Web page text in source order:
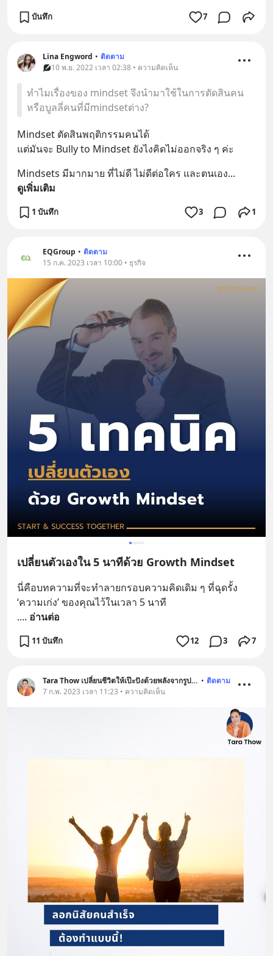
บันทึก 7
Lina Engword • ติดตาม
10 พ.ย. 2022 เวลา 02:38 • ความคิดเห็น
ทำไมเรื่องของ mindset จึงนำมาใช้ในการตัดสินคน
หรือบูลลี่คนที่มีmindsetต่าง?
Mindset ตัดสินพฤติกรรมคนได้
แต่มันจะ Bully to Mindset ยังไงคิดไม่ออกจริง ๆ ค่ะ
Mindsets มีมากมาย ที่ไม่ดี ไม่ดีต่อใคร และตนเอง...
ดูเพิ่มเติม
1 บันทึก 3 1
EQGroup • ติดตาม
15 ก.ค. 2023 เวลา 10:00 • ธุรกิจ
เปลี่ยนตัวเองใน 5 นาทีด้วย Growth Mindset
นี่คือบทความที่จะทำลายกรอบความคิดเดิม ๆ ที่ฉุดรั้ง
‘ความเก่ง’ ของคุณไว้ในเวลา 5 นาที
.... อ่านต่อ
11 บันทึก 12 3 7
Tara Thow เปลี่ยนชีวิตให้เป๊ะปังด้วยพลังจากรูปภาพ • ติดตาม
7 ก.พ. 2023 เวลา 11:23 • ความคิดเห็น